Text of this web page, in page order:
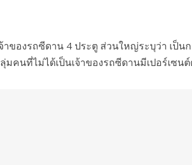
าของรถซีดาน 4 ประตู ส่วนใหญ่ระบุว่า เป็
มคนที่ไม่ได้เป็นเจ้าของรถซีดานมีเปอร์เซน